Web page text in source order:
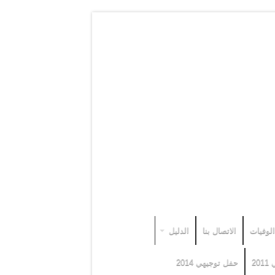
الوفيات الاتصال بنا الدليل
حفل توجيهي 2014